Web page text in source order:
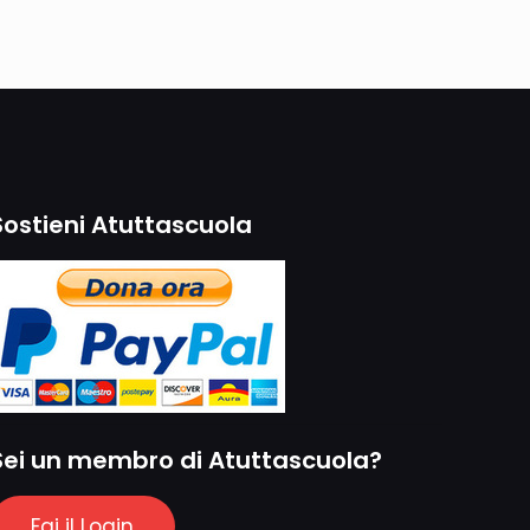
Atuttascuola
un membro di Atuttascuola?